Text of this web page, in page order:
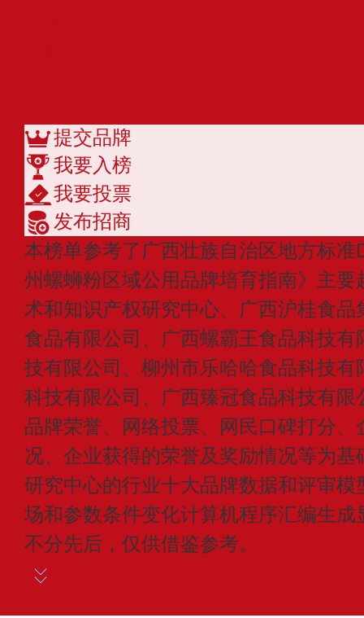
提交品牌
我要入榜
我要投票
发布招商
本榜单参考了广西壮族自治区地方标准
州螺蛳粉区域公用品牌培育指南》主
术和知识产权研究中心、广西沪桂食
食品有限公司、广西螺霸王食品科技
技有限公司、柳州市乐哈哈食品科技
科技有限公司、广西臻冠食品科技有
品牌荣誉、网络投票、网民口碑打分
况、企业获得的荣誉及奖励情况等为
研究中心的行业十大品牌数据和评审
场和参数条件变化计算机程序汇编生
不分先后，仅供借鉴参考。